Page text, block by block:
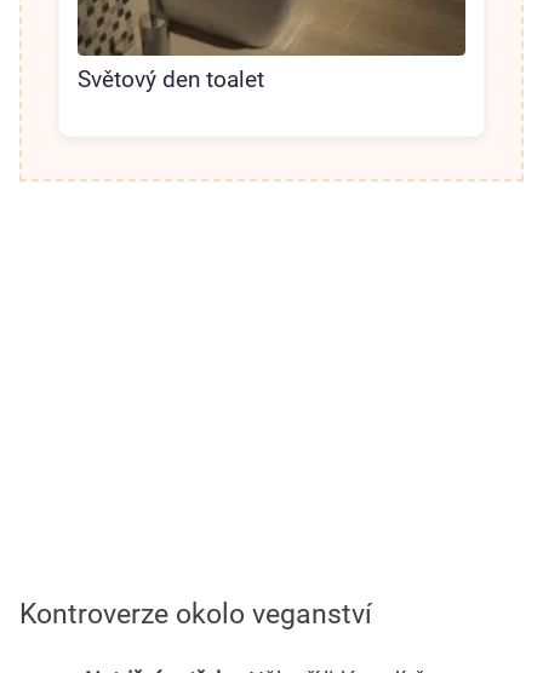
Světový den toalet
Kontroverze okolo veganství